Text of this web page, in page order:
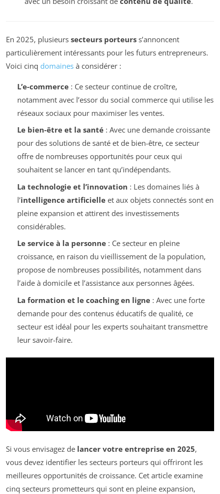
En 2025, plusieurs secteurs porteurs s’annoncent
particulièrement intéressants pour les futurs entrepreneurs.
Voici cinq domaines à considérer :
L’e-commerce: Ce secteur continue de croître,
notamment avec l’essor du social commerce qui utilise les
réseaux sociaux pour maximiser les ventes.
Le bien-être et la santé: Avec une demande croissante
pour des solutions de santé et de bien-être, ce secteur
offre de nombreuses opportunités pour ceux qui
souhaitent se lancer en tant qu’indépendants.
La technologie et l’innovation : Les domaines liés à
l’intelligence artificielleet aux objets connectés sont en
pleine expansion et attirent des investissements
considérables.
Le service à la personne: Ce secteur en pleine
croissance, en raison du vieillissement de la population,
propose de nombreuses possibilités, notamment dans
l’aide à domicile et l’assistance aux personnes âgées.
La formation et le coaching en ligne: Avec une forte
demande pour des contenus éducatifs de qualité, ce
secteur est idéal pour les experts souhaitant transmettre
leur savoir-faire.
Si vous envisagez de lancer votre entreprise en 2025,
vous devez identifier les secteurs porteurs qui offriront les
meilleures opportunités de croissance. Cet article examine
cinq secteurs prometteurs qui sont en pleine expansion,